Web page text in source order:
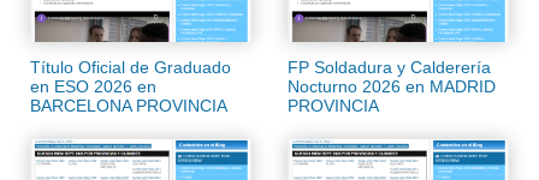
Título Oficial de Graduado
en ESO 2026 en
BARCELONA PROVINCIA
FP Soldadura y Calderería
Nocturno 2026 en MADRID
PROVINCIA